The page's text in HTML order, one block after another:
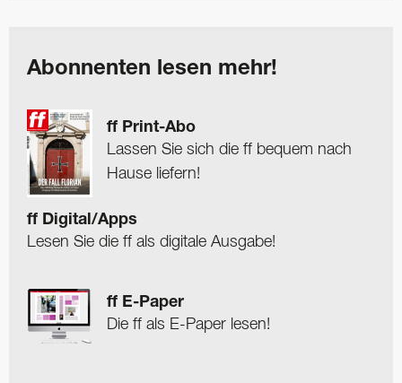
Abonnenten lesen mehr!
ff Print-Abo
Lassen Sie sich die ff bequem nach
Hause liefern!
ff Digital/Apps
Lesen Sie die ff als digitale Ausgabe!
ff E-Paper
Die ff als E-Paper lesen!